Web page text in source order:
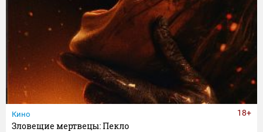
Кино
Зловещие мертвецы: Пекло
18+